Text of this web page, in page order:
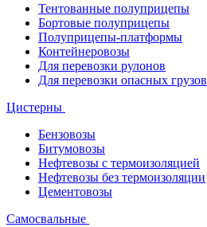
Тентованные полуприцепы
Бортовые полуприцепы
Полуприцепы-платформы
Контейнеровозы
Для перевозки рулонов
Для перевозки опасных грузов
Цистерны
Бензовозы
Битумовозы
Нефтевозы с термоизоляцией
Нефтевозы без термоизоляции
Цементовозы
Самосвальные